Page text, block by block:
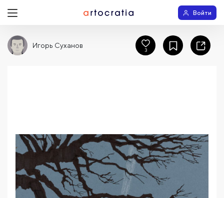
Войти
Игорь Суханов
3